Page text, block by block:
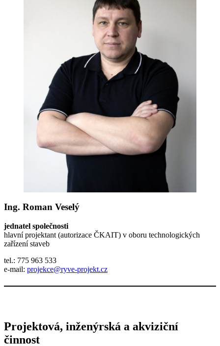
Ing. Roman Veselý
jednatel společnosti
hlavní projektant (autorizace ČKAIT) v oboru technologických
zařízení staveb
tel.: 775 963 533
e-mail: projekce@ryve-projekt.cz
Projektová, inženýrská a akviziční
činnost